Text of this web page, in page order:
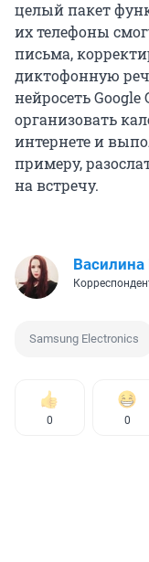
целый пакет
их телефоны
письма,
диктофонную
нейросеть
организовать
интернете и
примеру,
на встречу.
Василина
Samsung Electronics
0 0